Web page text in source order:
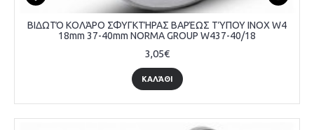
ΒΙΔΩΤΌ ΚΟΛΆΡΟ ΣΦΥΓΚΤΉΡΑΣ ΒΑΡΈΩΣ ΤΎΠΟΥ INOX W4
18mm 37-40mm NORMA GROUP W437-40/18
3,05€
ΚΑΛΆΘΙ